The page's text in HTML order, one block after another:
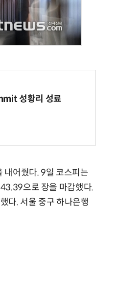
성황리 성료
내어줬다. 9일 코스피는
으로 장을 마감했다.
다. 서울 중구 하나은행